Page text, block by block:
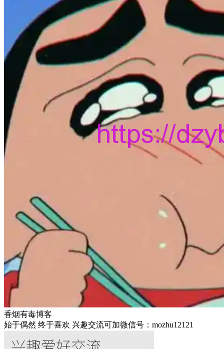
香烟有毒博客
始于偶然 终于喜欢 兴趣交流可加微信号：mozhu12121